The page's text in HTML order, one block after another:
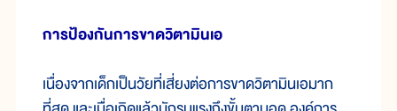
การป้องกันการขาดวิตามินเอ
เนื่องจากเด็กเป็นวัยที่เสี่ยงต่อการขาดวิตามินเอมาก